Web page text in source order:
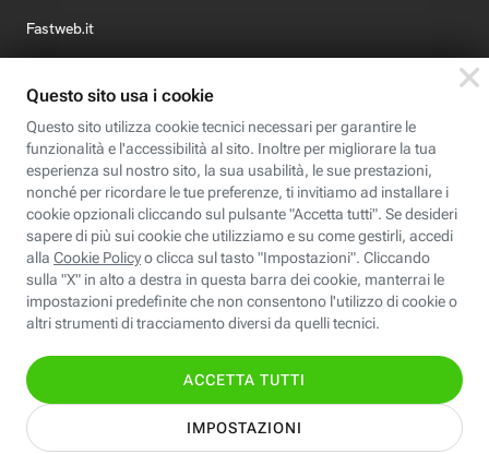
Fastweb.it
Fastweb Digital Academy
STEP FuturAbility District
Insieme, siamo futuro
© Fastweb SpA 2026 - P.IVA 12878470157
Informativa
Privacy
Modifica
preferenze cookie